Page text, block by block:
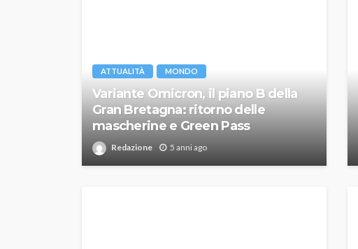
ATTUALITÀ MONDO
Variante Omicron, il piano B della
Gran Bretagna: ritorno delle
mascherine e Green Pass
Redazione 5 anni ago